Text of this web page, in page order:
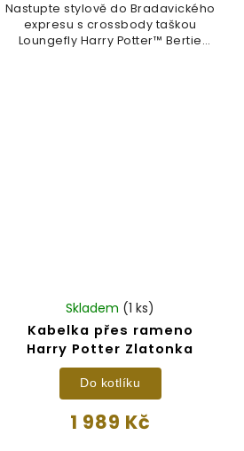
Nastupte stylově do Bradavického
expresu s crossbody taškou
Loungefly Harry Potter™ Bertie
Kabelka přes rameno
Harry Potter Zlatonka
Skladem (1 ks)
1 989 Kč
Do kotlíku